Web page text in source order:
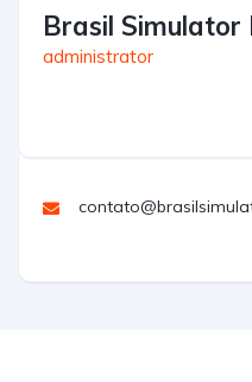
Brasil Simulator
administrator